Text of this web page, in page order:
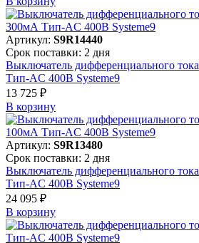
Артикул: S9R14440
Срок поставки: 2 дня
Выключатель дифференциального
Тип-AC 400В Systeme9
13 725 ₽
В корзинy
Артикул: S9R13480
Срок поставки: 2 дня
Выключатель дифференциального
Тип-AC 400В Systeme9
24 095 ₽
В корзинy